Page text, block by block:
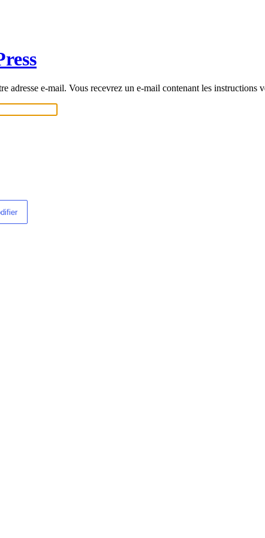
adresse e-mail. Vous recevrez un e-mail contenant les instructions